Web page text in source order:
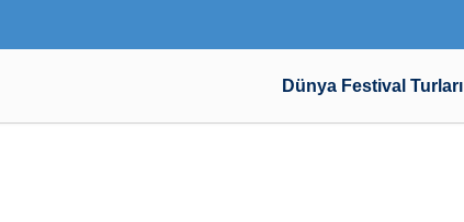
Dünya Festival Turları